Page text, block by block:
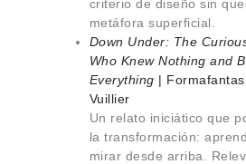
criterio de diseño sin
metáfora superficial.
Down Under: The
Who Knew Nothing and
Everything |
Vuillier
Un relato iniciático que
la transformación:
mirar desde arriba.